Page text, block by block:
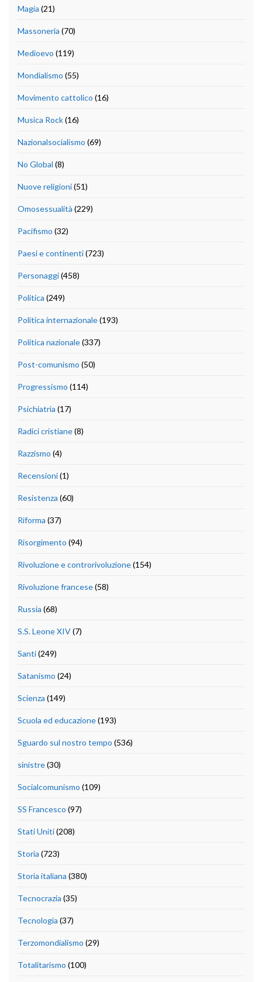
Magia (21)
Massoneria (70)
Medioevo (119)
Mondialismo (55)
Movimento cattolico (16)
Musica Rock(16)
Nazionalsocialismo (69)
No Global (8)
Nuove religioni(51)
Omosessualità (229)
Pacifismo (32)
Paesi e continenti(723)
Personaggi(458)
Politica (249)
Politica internazionale(193)
Politica nazionale(337)
Post-comunismo (50)
Progressismo (114)
Psichiatria (17)
Radici cristiane(8)
Razzismo (4)
Recensioni(1)
Resistenza (60)
Riforma (37)
Risorgimento (94)
Rivoluzione e controrivoluzione(154)
Rivoluzione francese(58)
Russia (68)
S.S. Leone XIV(7)
Santi(249)
Satanismo (24)
Scienza (149)
Scuola ed educazione(193)
Sguardo sul nostro tempo (536)
sinistre(30)
Socialcomunismo (109)
SS Francesco (97)
Stati Uniti(208)
Storia (723)
Storia italiana (380)
Tecnocrazia (35)
Tecnologia (37)
Terzomondialismo (29)
Totalitarismo (100)